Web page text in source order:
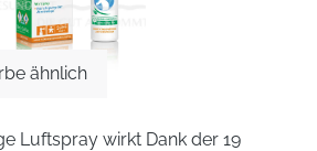
ähnlich
Luftspray wirkt Dank der 19